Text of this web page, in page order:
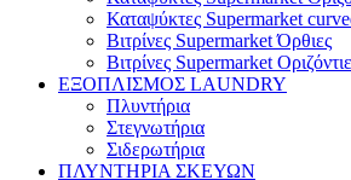
Καταψύκτες Supermarket
Βιτρίνες Supermarket Όρθιες
Βιτρίνες Supermarket
ΕΞΟΠΛΙΣΜΟΣ LAUNDRY
Πλυντήρια
Στεγνωτήρια
Σιδερωτήρια
ΠΛΥΝΤΗΡΙΑ ΣΚΕΥΩΝ